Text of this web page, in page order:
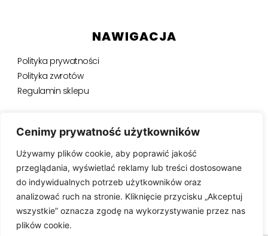
Cenimy prywatność użytkowników
Używamy plików cookie, aby poprawić jakość
przeglądania, wyświetlać reklamy lub treści dostosowane
do indywidualnych potrzeb użytkowników oraz
analizować ruch na stronie. Kliknięcie przycisku „Akceptuj
wszystkie” oznacza zgodę na wykorzystywanie przez nas
plików cookie.
NAWIGACJA
Polityka prywatności
Polityka zwrotów
Regulamin sklepu
NEWSLETTER
Bądź na bieżąco, otrzymuj ekskluzywne oferty i nie tylko.
SUBSKRYBUJ ⟶